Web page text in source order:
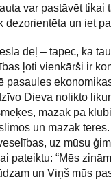
var pastāvēt tikai
dezorientēta un iet
dēļ – tāpēc, ka
ļoti vienkārši ir
pasaules
Dieva nolikto
mazāk pa
un mazāk
uz mūsu
pateiktu: “Mēs
un Viņš mūs